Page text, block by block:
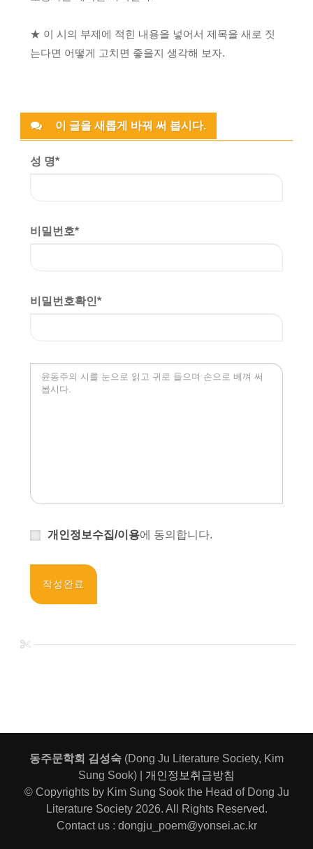
★ 이 시의 부제에 적힌 내용을 넣어서 제목을 새로 짓
는다면 어떻게 고치면 좋을지 생각해 보자.
이 글을 새롭게 바꿔 써 봅시다.
성 명*
비밀번호*
비밀번호확인*
개인정보수집/이용에 동의합니다.
동주문학회 김성숙 (Dong Ju Literature Society, Kim
Sung Sook) | 개인정보취급방침
© Copyrights by Kim Sung Sook the Head of Dong Ju
Literature Society 2026. All Rights Reserved.
Contact us : dongju_poem@yonsei.ac.kr